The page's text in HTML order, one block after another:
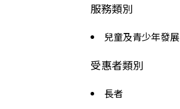
服務類別
兒童及青少年發展
受惠者類別
長者